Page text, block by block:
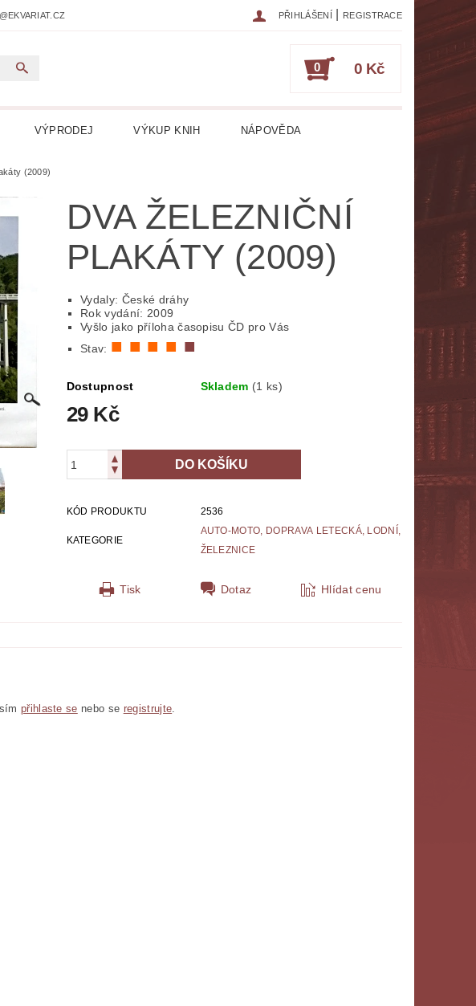
PŘIHLÁŠENÍ REGISTRACE
0 0 Kč
VÝPRODEJ VÝKUP KNIH NÁPOVĚDA
ENCYKLOPEDIE ESOTERIKA, OKULTISMUS
HORORY HRY HUDEBNÍ NAUKA
LITERATURA CIZOJAZYČNÁ
LITERATURA HISTORICKÁ LITERATURA LÉKAŘSKÁ
MÍSTOPIS NÁBOŽENSTVÍ MYTOLOGIE
POHLEDNICE
SLOVNÍKY THRILLERY
ZOOLOGIE ZPĚVNÍKY, NOTY
(2009)
DVA ŽELEZNIČNÍ
PLAKÁTY (2009)
Vydaly: České dráhy
Rok vydání: 2009
Vyšlo jako příloha časopisu ČD pro Vás
Stav: ■ ■ ■ ■ ■
Dostupnost Skladem (1 ks)
29 Kč
KÓD PRODUKTU 2536
KATEGORIE
AUTO-MOTO, DOPRAVA LETECKÁ, LODNÍ,
ŽELEZNICE
Tisk Dotaz Hlídat cenu
přihlaste se nebo se registrujte.